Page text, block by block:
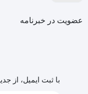
عضویت در خبرنامه
با ثبت ایمیل، از